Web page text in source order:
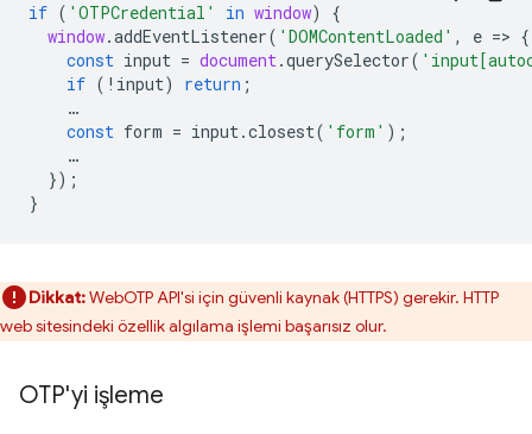
if ( 'OTPCredential' in window)
{
window.addEventListener( 'DOMContentLoaded' , e => {
const input = document.querySelector(
if ( ! input) return ;
…
const form = input.closest( 'form' );
…
});
}
Dikkat:WebOTP API'si için güvenli kaynak (HTTPS) gerekir. HTTP
web sitesindeki özellik algılama işlemi başarısız olur.
OTP'yi işleme